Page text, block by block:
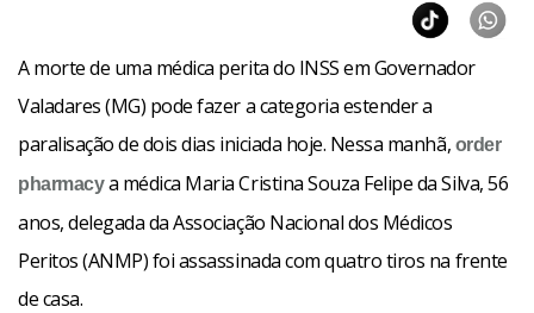
A morte de uma médica perita do INSS em Governador
Valadares (MG) pode fazer a categoria estender a
paralisação de dois dias iniciada hoje. Nessa manhã, order
pharmacya médica Maria Cristina Souza Felipe da Silva, 56
anos, delegada da Associação Nacional dos Médicos
Peritos (ANMP) foi assassinada com quatro tiros na frente
de casa.